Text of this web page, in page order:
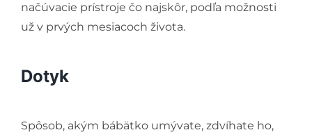
načúvacie prístroje čo najskôr, podľa možnosti
už v prvých mesiacoch života.
Dotyk
Spôsob, akým bábätko umývate, zdvíhate ho,